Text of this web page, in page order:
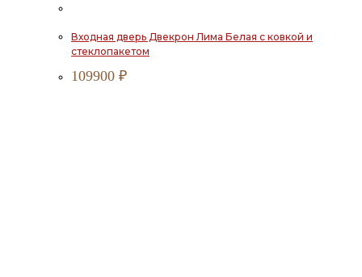
Входная дверь Двекрон Лима Белая с ковкой и
стеклопакетом
109900 ₽